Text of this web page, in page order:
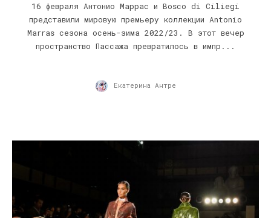
16 февраля Антонио Маррас и Bosco di Ciliegi
представили мировую премьеру коллекции Antonio
Marras сезона осень-зима 2022/23. В этот вечер
пространство Пассажа превратилось в импр...
Екатерина Антре